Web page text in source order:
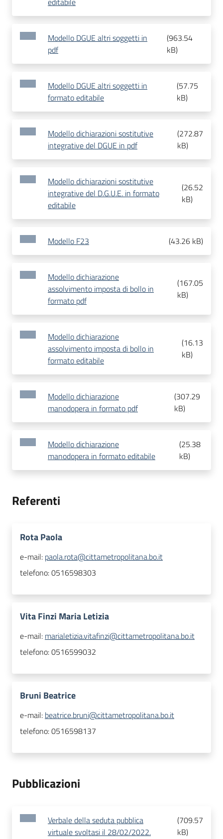
Modello DGUE altri soggetti in
pdf
(963.54
kB)
Modello DGUE altri soggetti in
formato editabile
(57.75
kB)
Modello dichiarazioni sostitutive
integrative del DGUE in pdf
(272.87
kB)
Modello dichiarazioni sostitutive
integrative del D.G.U.E. in formato
editabile
(26.52
kB)
Modello F23 (43.26 kB)
Modello dichiarazione
assolvimento imposta di bollo in
formato pdf
(167.05
kB)
Modello dichiarazione
assolvimento imposta di bollo in
formato editabile
(16.13
kB)
Modello dichiarazione
manodopera in formato pdf
(307.29
kB)
Modello dichiarazione
manodopera in formato editabile
(25.38
kB)
Referenti
Rota Paola
e-mail: paola.rota@cittametropolitana.bo.it
telefono:0516598303
Vita Finzi Maria Letizia
e-mail: marialetizia.vitafinzi@cittametropolitana.bo.it
telefono:0516599032
Bruni Beatrice
e-mail: beatrice.bruni@cittametropolitana.bo.it
telefono:0516598137
Pubblicazioni
Verbale della seduta pubblica
virtuale svoltasi il 28/02/2022.
(709.57
kB)